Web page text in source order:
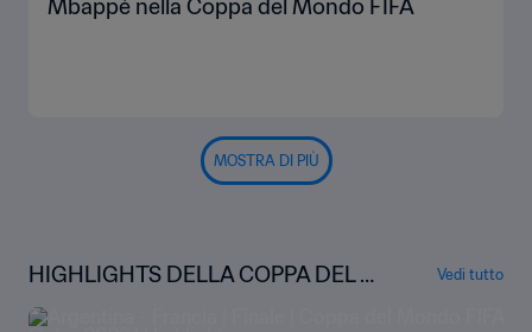
Mbappé nella Coppa del Mondo FIFA
MOSTRA DI PIÙ
HIGHLIGHTS DELLA COPPA DEL M
ONDO
Vedi tutto